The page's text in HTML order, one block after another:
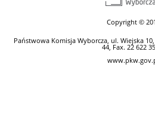
Copyright ©
Państwowa Komisja Wyborcza, ul. Wiejska
44, Fax. 22 622